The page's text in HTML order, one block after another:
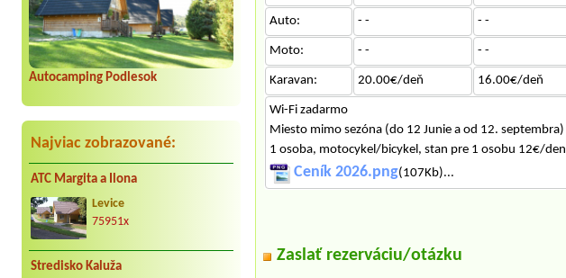
Autocamping Podlesok
Najviac zobrazované:
ATC Margita a Ilona
Levice
75951x
Stredisko Kaluža
Auto: - - - -
Moto: - - - -
Karavan: 20.00€/deň 16.00€/deň
Wi-Fi zadarmo
Miesto mimo sezóna (do 12 Junie a od 12. septembra)
​1 osoba, motocykel/bicykel, stan pre 1 osobu 12€/den
Ceník 2026.png(107Kb)...
Zaslať rezerváciu/otázku